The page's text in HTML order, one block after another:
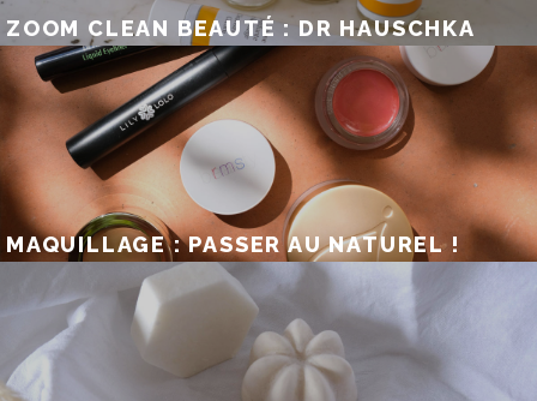
ZOOM CLEAN BEAUTÉ : DR HAUSCHKA
MAQUILLAGE : PASSER AU NATUREL !